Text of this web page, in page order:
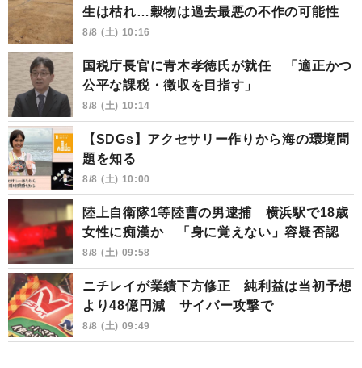
生は枯れ…穀物は過去最悪の不作の可能性
8/8 (土) 10:16
国税庁長官に青木孝徳氏が就任 「適正かつ
公平な課税・徴収を目指す」
8/8 (土) 10:14
【SDGs】アクセサリー作りから海の環境問
題を知る
8/8 (土) 10:00
陸上自衛隊1等陸曹の男逮捕 横浜駅で18歳
女性に痴漢か 「身に覚えない」容疑否認
8/8 (土) 09:58
ニチレイが業績下方修正 純利益は当初予想
より48億円減 サイバー攻撃で
8/8 (土) 09:49